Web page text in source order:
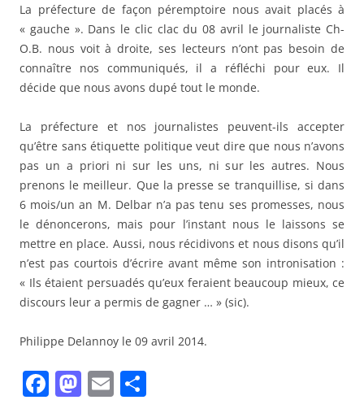
La préfecture de façon péremptoire nous avait placés à
« gauche ». Dans le clic clac du 08 avril le journaliste Ch-
O.B. nous voit à droite, ses lecteurs n’ont pas besoin de
connaître nos communiqués, il a réfléchi pour eux. Il
décide que nous avons dupé tout le monde.
La préfecture et nos journalistes peuvent-ils accepter
qu’être sans étiquette politique veut dire que nous n’avons
pas un a priori ni sur les uns, ni sur les autres. Nous
prenons le meilleur. Que la presse se tranquillise, si dans
6 mois/un an M. Delbar n’a pas tenu ses promesses, nous
le dénoncerons, mais pour l’instant nous le laissons se
mettre en place. Aussi, nous récidivons et nous disons qu’il
n’est pas courtois d’écrire avant même son intronisation :
« Ils étaient persuadés qu’eux feraient beaucoup mieux, ce
discours leur a permis de gagner … » (sic).
Philippe Delannoy le 09 avril 2014.
F M E